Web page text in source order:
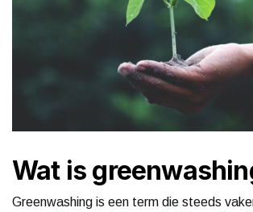
Wat is
Greenwashing is een term die steeds